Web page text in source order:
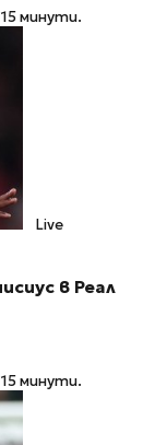
минути.
Live
в Реал
минути.